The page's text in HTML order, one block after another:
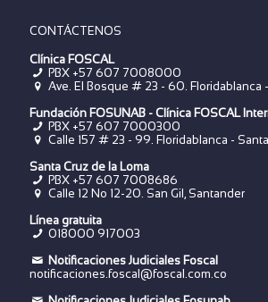
CONTÁCTENOS
Clínica FOSCAL
PBX +57 607 7008000
Ave. El Bosque # 23 - 60. Floridablanca
Fundación FOSUNAB - Clínica FOSCAL
PBX +57 607 7000300
Calle 157 # 23 - 99. Floridablanca -
Santa Cruz de la Loma
PBX +57 607 7008686
Calle 12 No 12-20. San Gil, Santander
Línea gratuita
018000 917003
Notificaciones Judiciales Foscal
notificaciones.foscal@foscal.com.co